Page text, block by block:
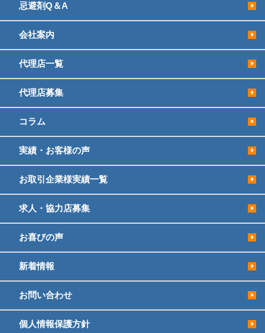
忌避剤Q＆A
会社案内
代理店一覧
代理店募集
コラム
実績・お客様の声
お取引企業様実績一覧
求人・協力店募集
お喜びの声
新着情報
お問い合わせ
個人情報保護方針